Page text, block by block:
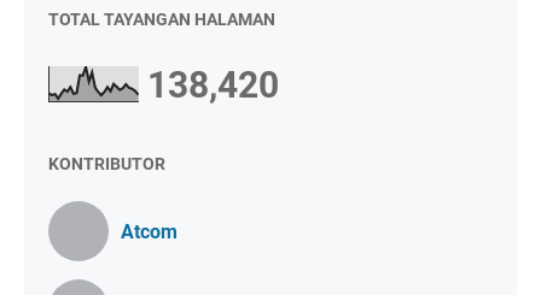
TOTAL TAYANGAN HALAMAN
138,420
KONTRIBUTOR
Atcom